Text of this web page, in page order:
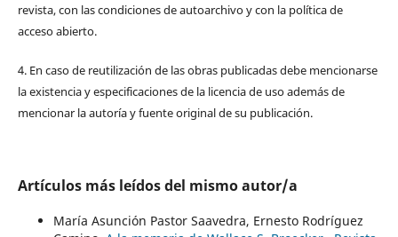
revista, con las condiciones de autoarchivo y con la política de
acceso abierto.
4. En caso de reutilización de las obras publicadas debe mencionarse
la existencia y especificaciones de la licencia de uso además de
mencionar la autoría y fuente original de su publicación.
Artículos más leídos del mismo autor/a
María Asunción Pastor Saavedra, Ernesto Rodríguez